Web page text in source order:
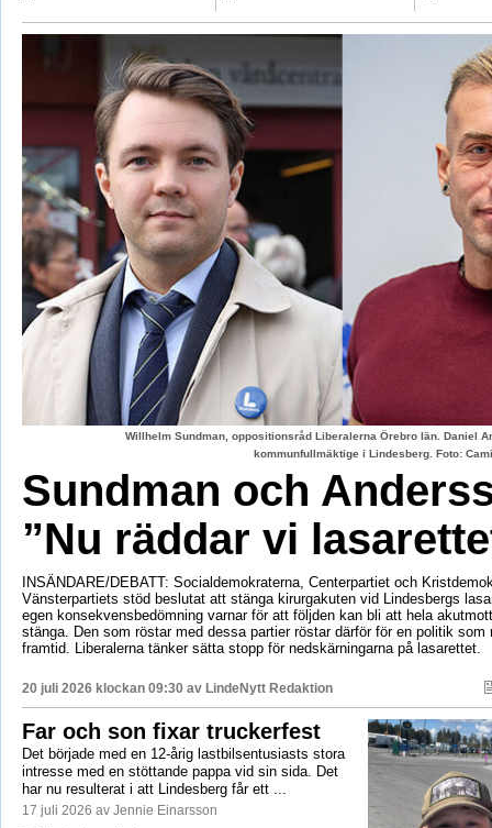
Willhelm Sundman, oppositionsråd Liberalerna Örebro län. Daniel
kommunfullmäktige i Lindesberg. Foto:
Sundman och
”Nu räddar vi
INSÄNDARE/DEBATT: Socialdemokraterna, Centerpartiet och
Vänsterpartiets stöd beslutat att stänga kirurgakuten vid Lindesbergs
egen konsekvensbedömning varnar för att följden kan bli att hela
stänga. Den som röstar med dessa partier röstar därför för en politik som
framtid. Liberalerna tänker sätta stopp för nedskärningarna på lasarettet.
20 juli 2026 klockan 09:30 av LindeNytt Redaktion
Far och son fixar truckerfest
Det började med en 12-årig lastbilsentusiasts stora
intresse med en stöttande pappa vid sin sida. Det
har nu resulterat i att Lindesberg får ett ...
17 juli 2026 av Jennie Einarsson